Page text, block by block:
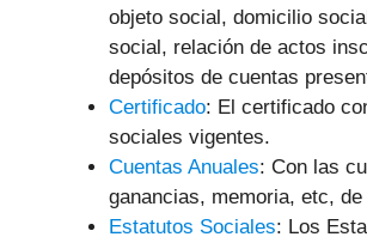
objeto social, domicilio
social, relación de actos
depósitos de cuentas
Certificado: El certificado
sociales vigentes.
Cuentas Anuales: Con las
ganancias, memoria, etc,
Estatutos Sociales: Los